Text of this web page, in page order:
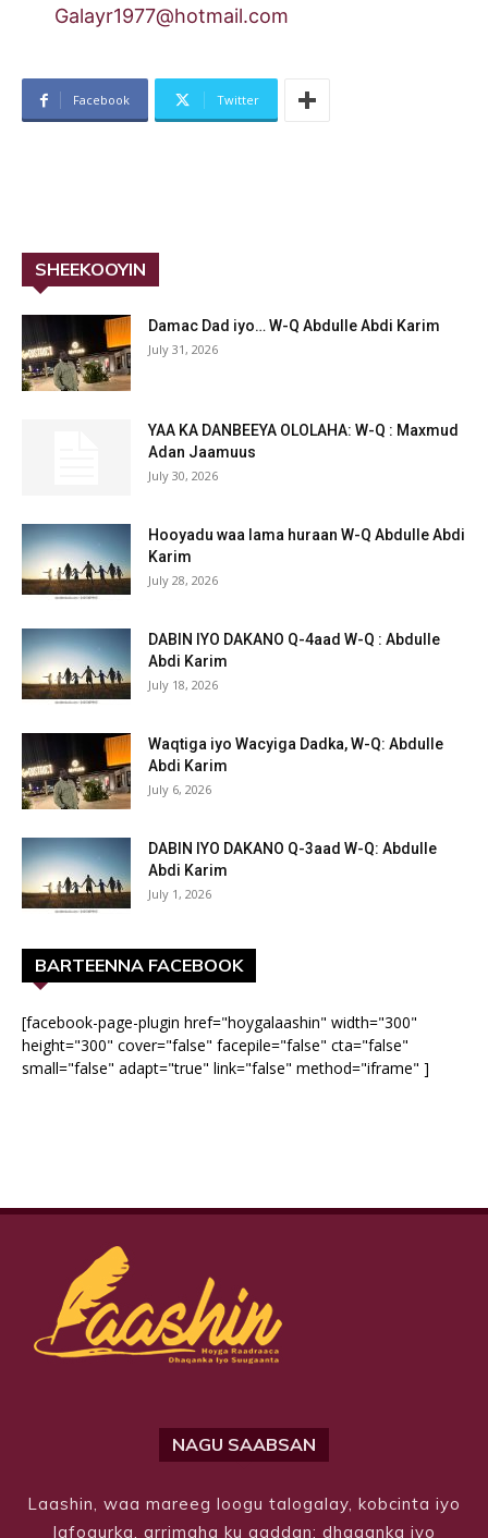
Galayr1977@hotmail.com
Facebook Twitter
SHEEKOOYIN
Damac Dad iyo… W-Q Abdulle Abdi Karim
July 31, 2026
YAA KA DANBEEYA OLOLAHA: W-Q : Maxmud
Adan Jaamuus
July 30, 2026
Hooyadu waa lama huraan W-Q Abdulle Abdi
Karim
July 28, 2026
DABIN IYO DAKANO Q-4aad W-Q : Abdulle
Abdi Karim
July 18, 2026
Waqtiga iyo Wacyiga Dadka, W-Q: Abdulle
Abdi Karim
July 6, 2026
DABIN IYO DAKANO Q-3aad W-Q: Abdulle
Abdi Karim
July 1, 2026
BARTEENNA FACEBOOK
[facebook-page-plugin href="hoygalaashin" width="300"
height="300" cover="false" facepile="false" cta="false"
small="false" adapt="true" link="false" method="iframe" ]
NAGU SAABSAN
Laashin, waa mareeg loogu talogalay, kobcinta iyo
lafogurka, arrimaha ku aaddan; dhaqanka iyo